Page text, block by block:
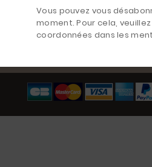
Vous pouvez vous
moment. Pour cela,
coordonnées dans les